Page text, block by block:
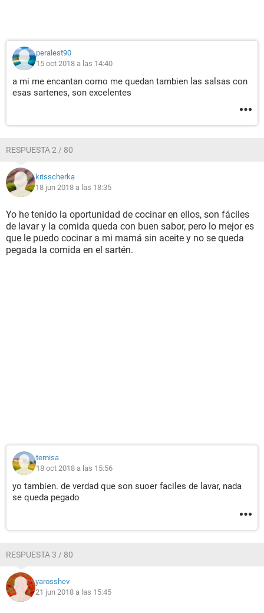
peralest90
15 oct 2018 a las 14:40
a mi me encantan como me quedan tambien las salsas con
esas sartenes, son excelentes
RESPUESTA 2 / 80
krisscherka
18 jun 2018 a las 18:35
Yo he tenido la oportunidad de cocinar en ellos, son fáciles
de lavar y la comida queda con buen sabor, pero lo mejor es
que le puedo cocinar a mi mamá sin aceite y no se queda
pegada la comida en el sartén.
temisa
18 oct 2018 a las 15:56
yo tambien. de verdad que son suoer faciles de lavar, nada
se queda pegado
RESPUESTA 3 / 80
yarosshev
21 jun 2018 a las 15:45